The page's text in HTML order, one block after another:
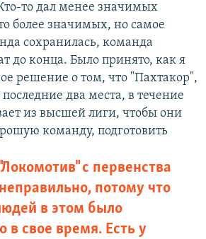
то дал менее значимых
более значимых, но самое
сохранилась, команда
до конца. Было принято, как я
решение о том, что "Пахтакор",
два места, в течение
из высшей лиги, чтобы они
команду, подготовить
с первенства
потому что
в этом было
в свое время. Есть у